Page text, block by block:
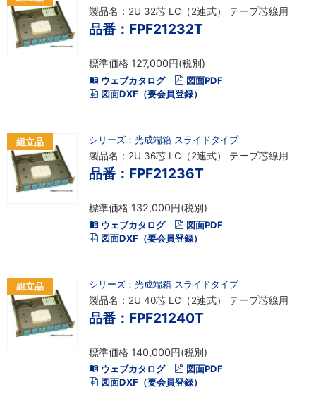
製品名：2U 32芯 LC（2連式） テープ芯線用
品番：FPF21232T
標準価格 127,000円(税別)
ウェブカタログ
図面PDF
図面DXF（要会員登録）
組立品 シリーズ：光成端箱 スライドタイプ
製品名：2U 36芯 LC（2連式） テープ芯線用
品番：FPF21236T
標準価格 132,000円(税別)
ウェブカタログ
図面PDF
図面DXF（要会員登録）
組立品 シリーズ：光成端箱 スライドタイプ
製品名：2U 40芯 LC（2連式） テープ芯線用
品番：FPF21240T
標準価格 140,000円(税別)
ウェブカタログ
図面PDF
図面DXF（要会員登録）